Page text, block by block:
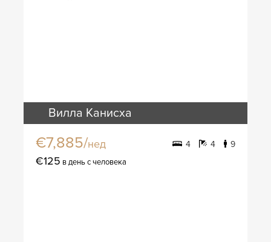
Вилла Канисха
€7,885/нед 4 4 9
€125 в день с человека